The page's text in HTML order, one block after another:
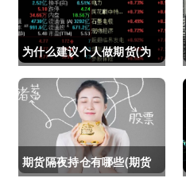
为什么建议个人做期货(为
什么建议个人做期货交易)
期货隔夜持仓有哪些(期货